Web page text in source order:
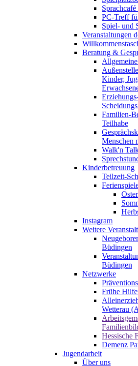
PC-Treff
Spiel- und
Veranstaltungen
Beratung &
Kinder,
Familien-
Teilhabe
Menschen
Walk'n
Kinderbetreuung
Teilzeit-
Instagram
Weitere
Büdingen
Büdingen
Netzwerke
Frühe
Wetterau
Hessische
Demenz
Jugendarbeit
Über uns